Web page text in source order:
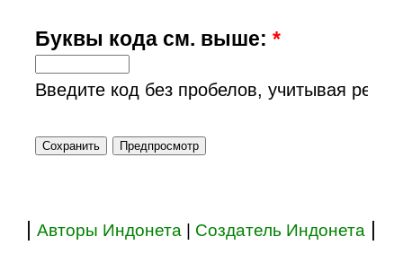
Буквы кода см. выше:*
Введите код без пробелов, учитывая
|Авторы Индонета Создатель Индонета